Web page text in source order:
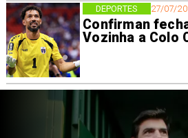
27/07/
Confirman
Vozinha a Colo
DEPORTES